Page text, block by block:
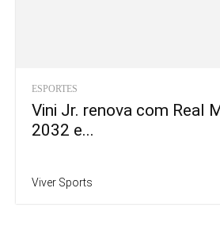
ESPORTES
Vini Jr. renova com Real
2032 e...
Viver Sports